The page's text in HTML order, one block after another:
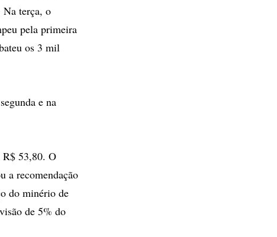
Na terça, o
pela primeira
os 3 mil
e na
R$ 53,80. O
a recomendação
do minério de
de 5% do